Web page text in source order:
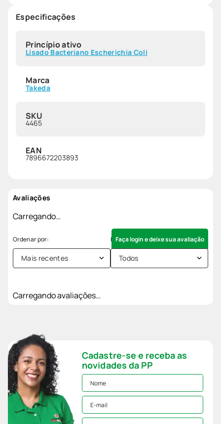
Especificações
Princípio ativo
Lisado Bacteriano Escherichia Coli
Marca
Takeda
SKU
4465
EAN
7896672203893
Avaliações
Carregando…
Faça login e deixe sua avaliação
Mais recentes Todos
Carregando avaliações…
Cadastre-se e receba as
novidades da PP